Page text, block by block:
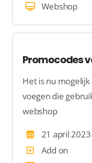
Webshop
Promocodes
Het is nu
voegen die
webshop
21 april 2023
Add on